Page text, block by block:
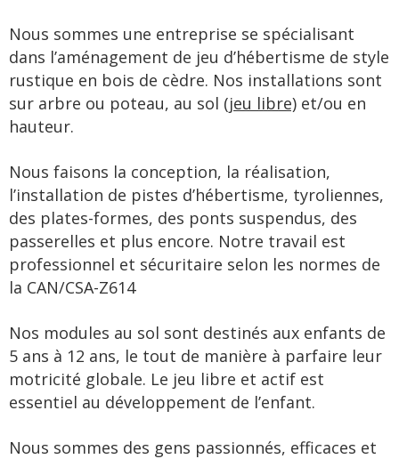
Nous sommes une entreprise se spécialisant
dans l’aménagement de jeu d’hébertisme de style
rustique en bois de cèdre. Nos installations sont
sur arbre ou poteau, au sol (jeu libre) et/ou en
hauteur.
Nous faisons la conception, la réalisation,
l’installation de pistes d’hébertisme, tyroliennes,
des plates-formes, des ponts suspendus, des
passerelles et plus encore. Notre travail est
professionnel et sécuritaire selon les normes de
la CAN/CSA-Z614
Nos modules au sol sont destinés aux enfants de
5 ans à 12 ans, le tout de manière à parfaire leur
motricité globale. Le jeu libre et actif est
essentiel au développement de l’enfant.
Nous sommes des gens passionnés, efficaces et